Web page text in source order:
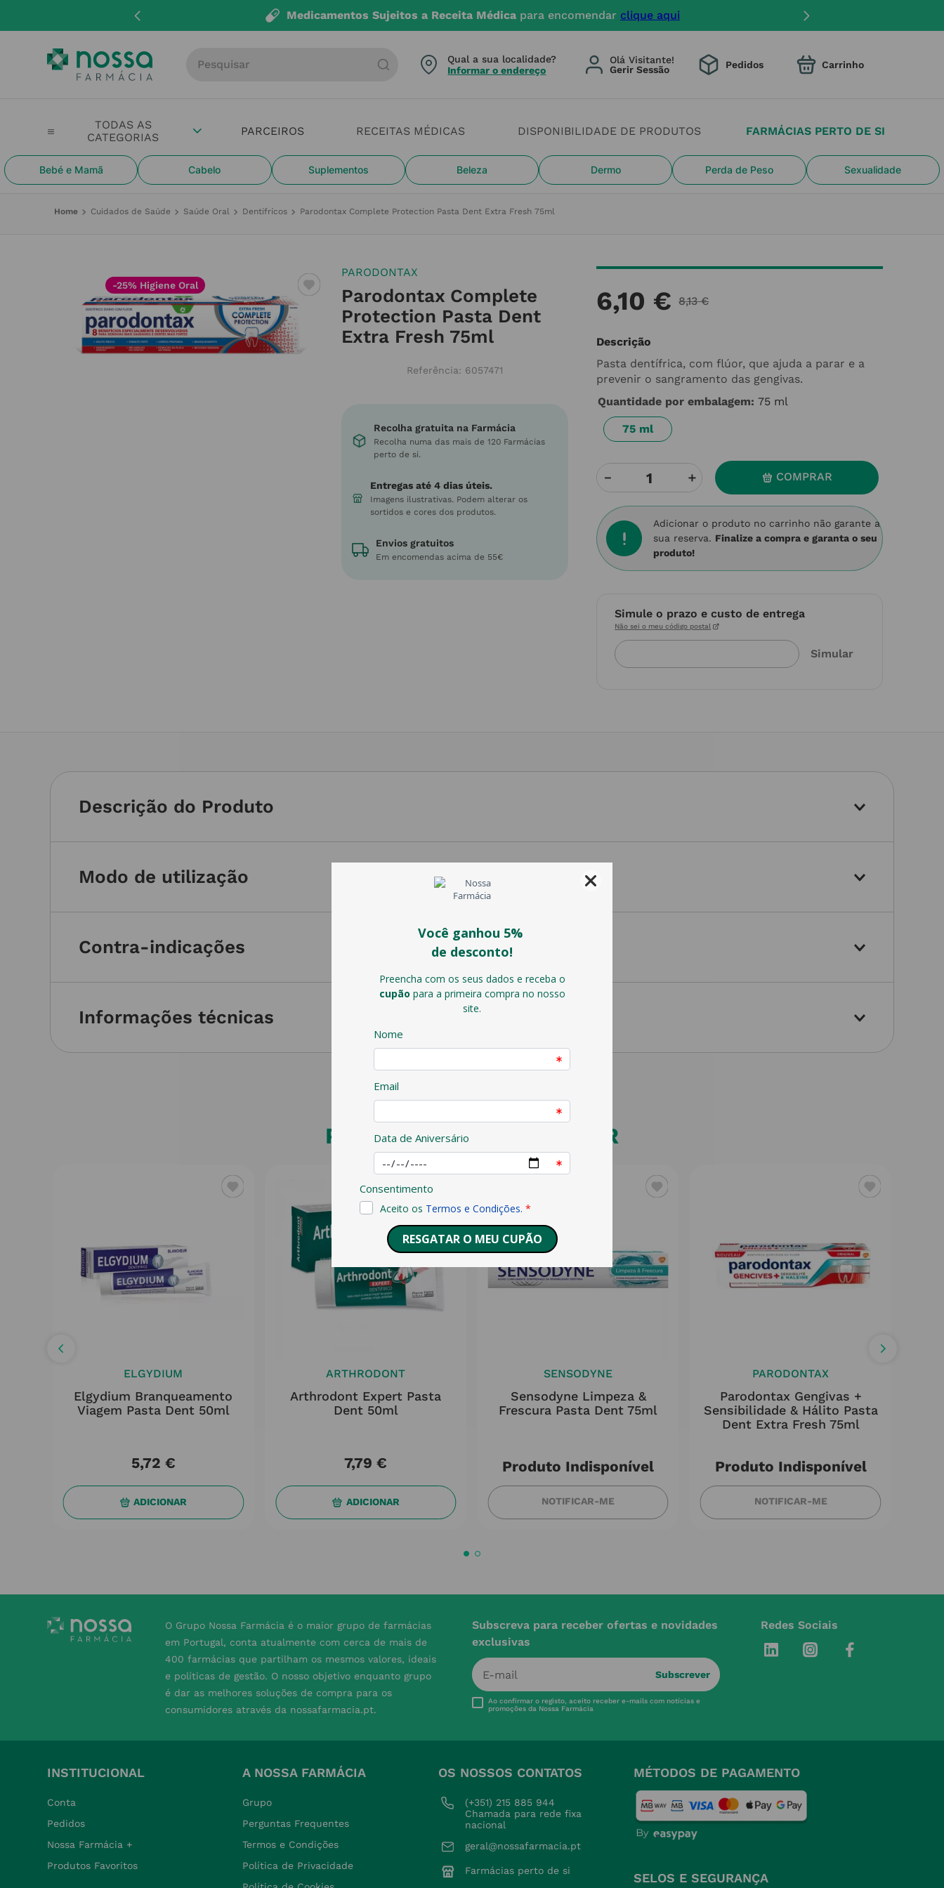
Medicamentos Sujeitos a Receita Médica para encomendar clique aqui
PARCEIROS RECEITAS MÉDICAS DISPONIBILIDADE DE PRODUTOS FARMÁCIAS PERTO DE SI
Bebé e Mamã Cabelo Suplementos Beleza Dermo Perda de Peso Sexualidade
Qual a sua localidade?
Informar o endereço
Olá Visitante! Pedidos
Cuidados de Saúde Saúde Oral Dentifrícos Parodontax Complete Protection Pasta Dent Extra Fresh 75ml
-25% Higiene Oral
PARODONTAX
Parodontax Complete
Protection Pasta Dent
Extra Fresh 75ml
Referência: 6057471
Recolha gratuita na Farmácia
Recolha numa das mais de 120 Farmácias
perto de si.
Entregas até 4 dias úteis.
Imagens ilustrativas. Podem alterar os
sortidos e cores dos produtos.
Envios gratuitos
Em encomendas acima de 55€
6,10 € 8,13 €
Descrição
Pasta dentífrica, com flúor, que ajuda a parar e a
prevenir o sangramento das gengivas.
Quantidade por embalagem: 75 ml
75 ml
＋
－ COMPRAR
Adicionar o produto no carrinho não garante a
sua reserva. Finalize a compra e garanta o seu
produto!
Simule o prazo e custo de entrega
Não sei o meu código postal
Descrição do Produto
Modo de utilização
Contra-indicações
Informações técnicas
PODERÁ TAMBÉM GOSTAR
ELGYDIUM
Elgydium Branqueamento
Viagem Pasta Dent 50ml
5,72 €
ADICIONAR
ARTHRODONT
Arthrodont Expert Pasta
Dent 50ml
7,79 €
ADICIONAR
SENSODYNE
Sensodyne Limpeza &
Frescura Pasta Dent 75ml
Produto Indisponível
NOTIFICAR-ME
PARODONTAX
Parodontax Gengivas +
Sensibilidade & Hálito Pasta
Dent Extra Fresh 75ml
Produto Indisponível
NOTIFICAR-ME
O Grupo Nossa Farmácia é o maior grupo de farmácias
em Portugal, conta atualmente com cerca de mais de
400 farmácias que partilham os mesmos valores, ideais
e políticas de gestão. O nosso objetivo enquanto grupo
é dar as melhores soluções de compra para os
consumidores através da nossafarmacia.pt.
Subscreva para receber ofertas e novidades
exclusivas
Subscrever
Ao confirmar o registo, aceito receber e-mails com notícias e
promoções da Nossa Farmácia
Redes Sociais
INSTITUCIONAL
Conta
Pedidos
Nossa Farmácia +
Produtos Favoritos
A NOSSA FARMÁCIA
Grupo
Perguntas Frequentes
Termos e Condições
Política de Privacidade
OS NOSSOS CONTATOS
(+351) 215 885 944
Chamada para rede fixa
nacional
geral@nossafarmacia.pt
Farmácias perto de si
MÉTODOS DE PAGAMENTO
SELOS E SEGURANÇA